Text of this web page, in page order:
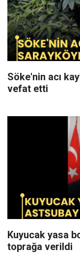
Söke'nin acı
vefat etti
Kuyucak yasa
toprağa verildi